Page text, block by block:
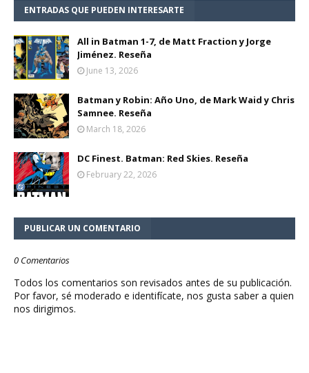
ENTRADAS QUE PUEDEN INTERESARTE
All in Batman 1-7, de Matt Fraction y Jorge
Jiménez. Reseña
June 13, 2026
Batman y Robin: Año Uno, de Mark Waid y Chris
Samnee. Reseña
March 18, 2026
DC Finest. Batman: Red Skies. Reseña
February 22, 2026
PUBLICAR UN COMENTARIO
0 Comentarios
Todos los comentarios son revisados antes de su publicación.
Por favor, sé moderado e identifícate, nos gusta saber a quien
nos dirigimos.